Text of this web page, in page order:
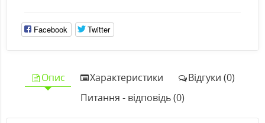
Facebook Twitter
Опис Характеристики
Відгуки (0)
Питання - відповідь (0)